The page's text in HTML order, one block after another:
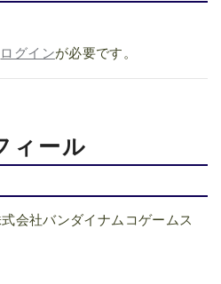
ログインが必要です。
ィール
会社バンダイナムコゲームス